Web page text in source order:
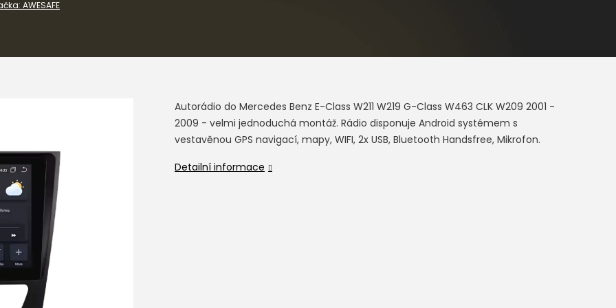
AWESAFE
Autorádio do Mercedes Benz E-Class W211 W219 G-Class W463 CLK W209 2001 -
2009 - velmi jednoduchá montáž. Rádio disponuje Android systémem s
vestavěnou GPS navigací, mapy, WIFI, 2x USB, Bluetooth Handsfree, Mikrofon.
Detailní informace